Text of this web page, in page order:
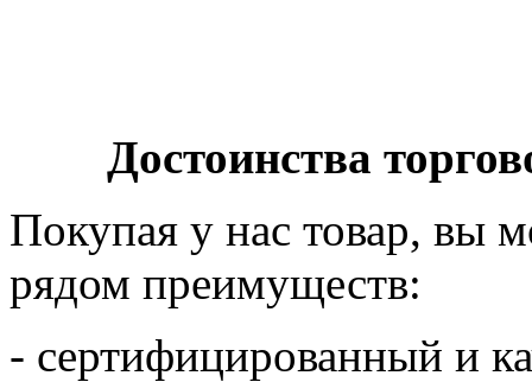
Достоинства
Покупая у нас товар, вы
рядом преимуществ:
- сертифицированный и